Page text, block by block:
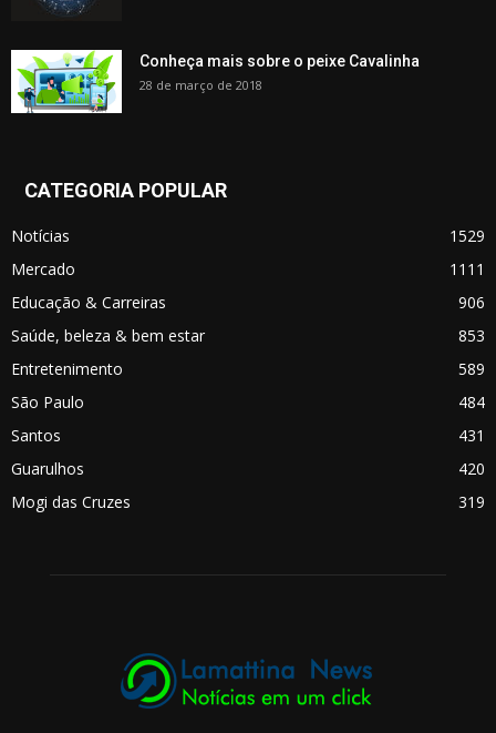
Conheça mais sobre o peixe Cavalinha
28 de março de 2018
CATEGORIA POPULAR
Notícias
1529
Mercado
1111
Educação & Carreiras
906
Saúde, beleza & bem estar
853
Entretenimento
589
São Paulo
484
Santos
431
Guarulhos
420
Mogi das Cruzes
319